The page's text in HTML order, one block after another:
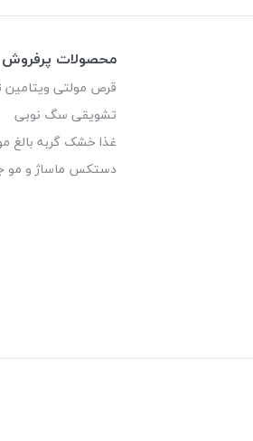
محصولات پرفروش
قرص مولتی
تشویقی سگ نوبی
غذا خشک گربه بالغ
دستکس ماساژ و مو